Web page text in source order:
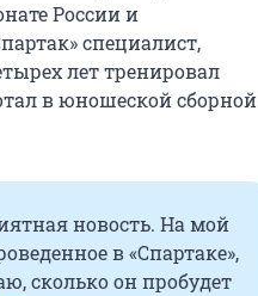
России и
специалист,
лет тренировал
в юношеской сборной
новость. На мой
в «Спартаке»,
сколько он пробудет